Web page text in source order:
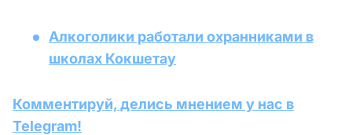
Алкоголики работали охранниками в
школах Кокшетау
Комментируй, делись мнением у нас в
Telegram!